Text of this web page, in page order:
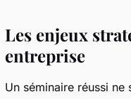
Les enjeux
entreprise
Un séminaire réussi ne